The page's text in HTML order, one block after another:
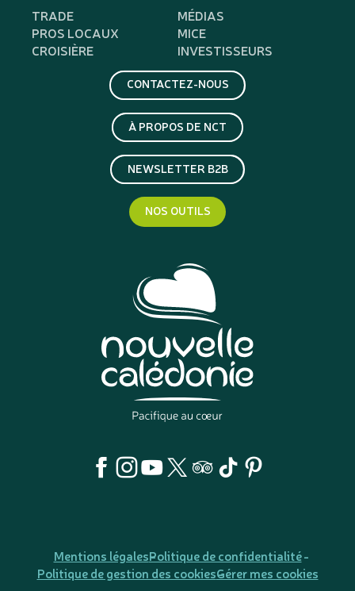
TRADE
MÉDIAS
PROS LOCAUX
MICE
CROISIÈRE
INVESTISSEURS
CONTACTEZ-NOUS
À PROPOS DE NCT
NEWSLETTER B2B
NOS OUTILS
Mentions légalesPolitique de confidentialité
Politique de gestion des cookiesGérer mes cookies